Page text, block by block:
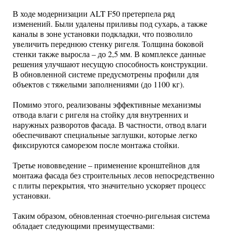
В ходе модернизации ALT F50 претерпела ряд
изменений. Были удалены приливы под сухарь, а также
каналы в зоне установки подкладки, что позволило
увеличить переднюю стенку ригеля. Толщина боковой
стенки также выросла – до 2,5 мм. В комплексе данные
решения улучшают несущую способность конструкции.
В обновленной системе предусмотрены профили для
объектов с тяжелыми заполнениями (до 1100 кг).
Помимо этого, реализованы эффективные механизмы
отвода влаги с ригеля на стойку для внутренних и
наружных разворотов фасада. В частности, отвод влаги
обеспечивают специальные заглушки, которые легко
фиксируются саморезом после монтажа стойки.
Третье нововведение – применение кронштейнов для
монтажа фасада без строительных лесов непосредственно
с плиты перекрытия, что значительно ускоряет процесс
установки.
Таким образом, обновленная стоечно-ригельная система
обладает следующими преимуществами: